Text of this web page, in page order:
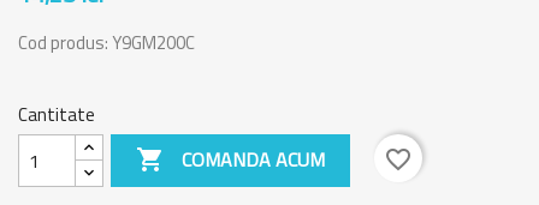
Cod produs:Y9GM200C
Cantitate
 COMANDA ACUM favorite_border